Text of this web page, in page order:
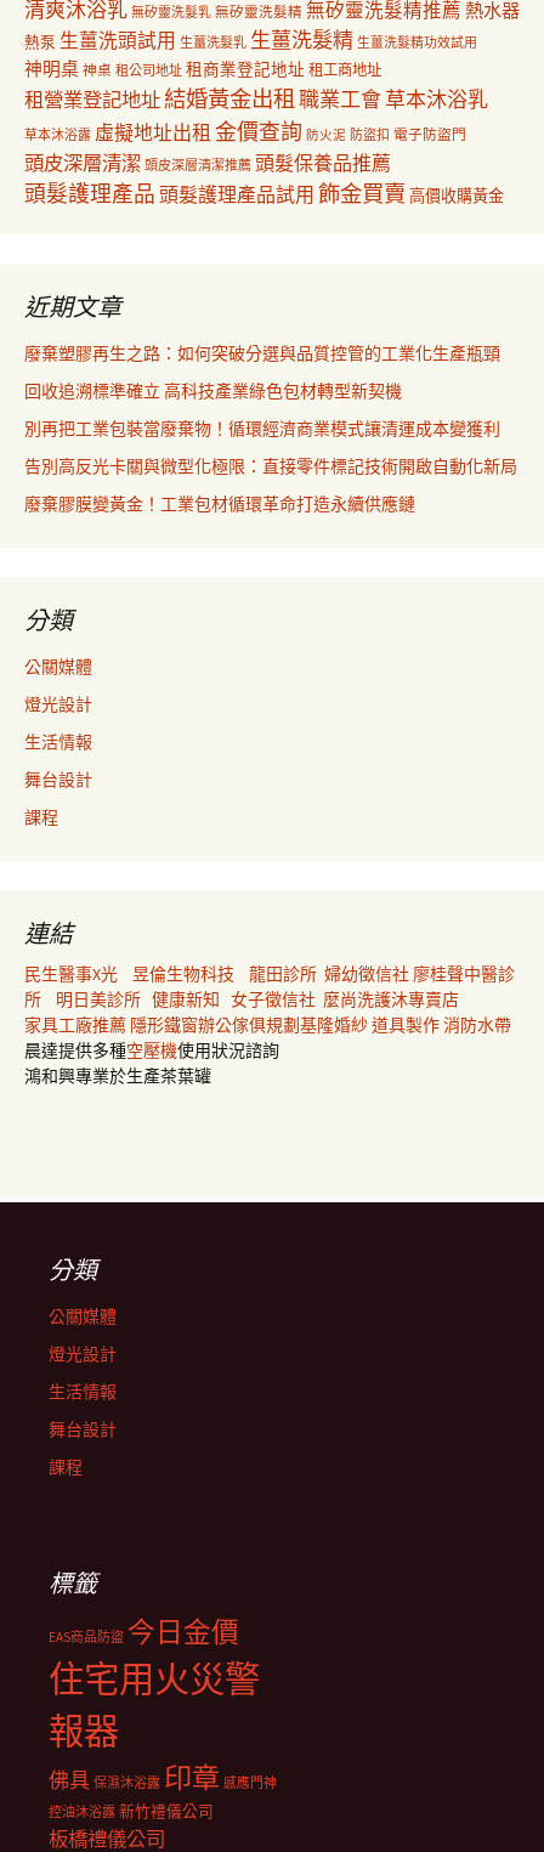
清爽沐浴乳 無矽靈洗髮乳 無矽靈洗髮精 無矽靈洗髮精推薦 熱水器
熱泵 生薑洗頭試用 生薑洗髮乳 生薑洗髮精 生薑洗髮精功效試用
神明桌 神桌 租公司地址 租商業登記地址 租工商地址
租營業登記地址結婚黃金出租職業工會草本沐浴乳
草本沐浴露 虛擬地址出租 金價查詢 防火泥 防盜扣 電子防盜門
頭皮深層清潔 頭皮深層清潔推薦 頭髮保養品推薦
頭髮護理產品 頭髮護理產品試用 飾金買賣 高價收購黃金
近期文章
廢棄塑膠再生之路：如何突破分選與品質控管的工業化生產瓶頸
回收追溯標準確立 高科技產業綠色包材轉型新契機
別再把工業包裝當廢棄物！循環經濟商業模式讓清運成本變獲利
告別高反光卡關與微型化極限：直接零件標記技術開啟自動化新局
廢棄膠膜變黃金！工業包材循環革命打造永續供應鏈
分類
公關媒體
燈光設計
生活情報
舞台設計
課程
連結
民生醫事X光 昱倫生物科技 龍田診所 婦幼徵信社 廖桂聲中醫診
所
明日美診所 健康新知 女子徵信社 麼尚洗護沐專賣店
家具工廠推薦 隱形鐵窗辦公傢俱規劃基隆婚紗道具製作消防水帶
晨達提供多種空壓機使用狀況諮詢
鴻和興專業於生產茶葉罐
分類
公關媒體
燈光設計
生活情報
舞台設計
課程
標籤
EAS商品防盜 今日金價
住宅用火災警
報器
佛具 保濕沐浴露 印章 感應門神
控油沐浴露 新竹禮儀公司
板橋禮儀公司